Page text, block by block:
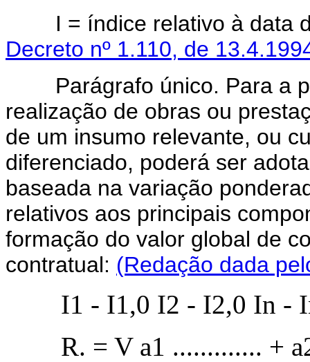
I = índice relativo à data
Decreto nº 1.110, de
Parágrafo único. Para a
realização de obras ou
de um insumo relevante, ou
diferenciado, poderá ser
baseada na variação
relativos aos principais
formação do valor global de
contratual: (Redação dada
I1 - I1,0 I2 - I2,0 In -
R. = V a1 ............. + a2